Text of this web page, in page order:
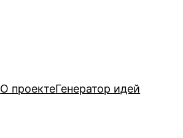
О проектеГенератор идей